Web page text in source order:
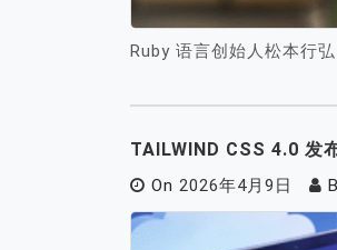
Ruby 语言创始人松本行
TAILWIND CSS 4.0 发
On 2026年4月9日